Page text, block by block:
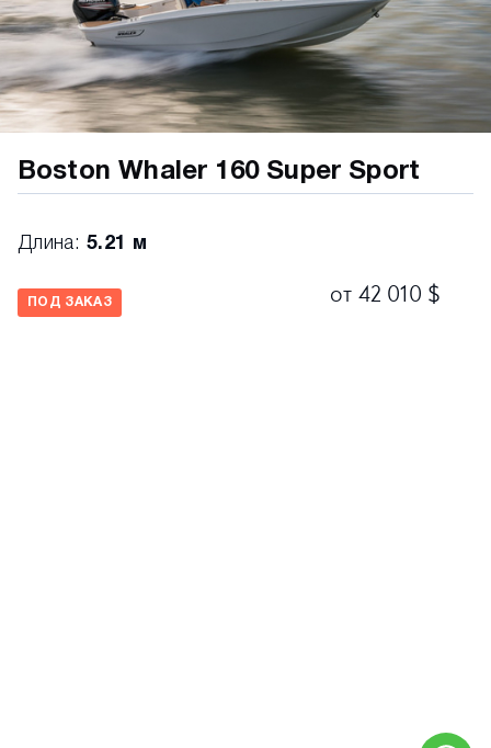
Boston Whaler 160 Super Sport
Длина: 5.21 м
ПОД ЗАКАЗ от 42 010 $